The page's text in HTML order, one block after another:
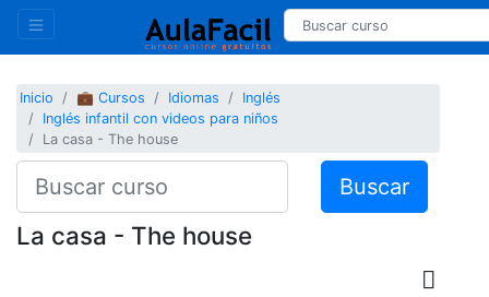
Inicio 💼 Cursos Idiomas
Inglés
Inglés infantil con videos para niños
La casa - The house
Buscar
La casa - The house